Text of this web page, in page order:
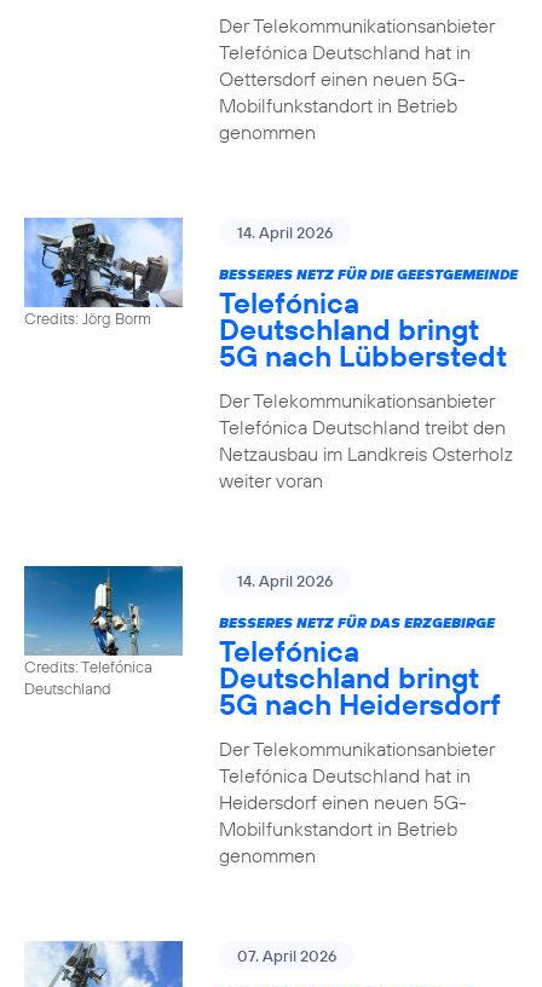
Der Telekommunikationsanbieter
Telefónica Deutschland hat in
Oettersdorf einen neuen 5G-
Mobilfunkstandort in Betrieb
genommen
Credits: Jörg Borm
14. April 2026
BESSERES NETZ FÜR DIE GEESTGEMEINDE
Telefónica
Deutschland bringt
5G nach Lübberstedt
Der Telekommunikationsanbieter
Telefónica Deutschland treibt den
Netzausbau im Landkreis Osterholz
weiter voran
Credits: Telefónica
Deutschland
14. April 2026
BESSERES NETZ FÜR DAS ERZGEBIRGE
Telefónica
Deutschland bringt
5G nach Heidersdorf
Der Telekommunikationsanbieter
Telefónica Deutschland hat in
Heidersdorf einen neuen 5G-
Mobilfunkstandort in Betrieb
genommen
07. April 2026